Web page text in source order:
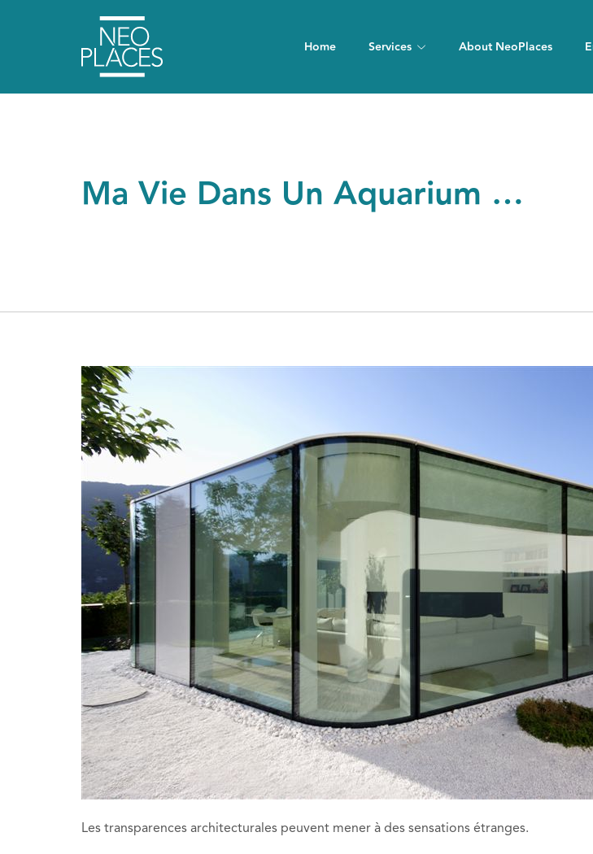
Home Services About NeoPlaces
Ma Vie Dans Un Aquarium …
Les transparences architecturales peuvent mener à des sensations étranges.